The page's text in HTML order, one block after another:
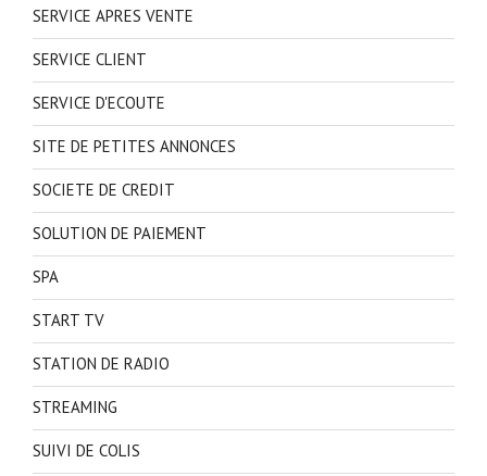
SERVICE APRES VENTE
SERVICE CLIENT
SERVICE D'ECOUTE
SITE DE PETITES ANNONCES
SOCIETE DE CREDIT
SOLUTION DE PAIEMENT
SPA
START TV
STATION DE RADIO
STREAMING
SUIVI DE COLIS